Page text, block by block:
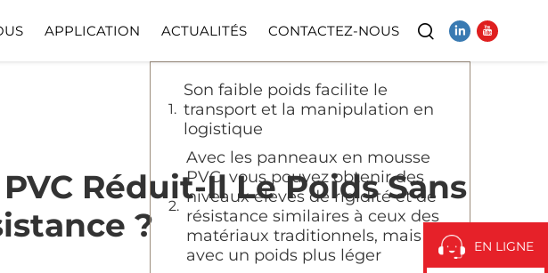
Vidéo
APPLICATION ACTUALITÉS CONTACTEZ-NOUS
EN LIGNE
Réduit-Il Le Poids Sans
?
Table des Matières
Son faible poids facilite le
transport et la manipulation en
logistique
Avec les panneaux en mousse
PVC, vous pouvez obtenir des
niveaux élevés de rigidité et de
résistance similaires à ceux des
matériaux traditionnels, mais
avec un poids plus léger